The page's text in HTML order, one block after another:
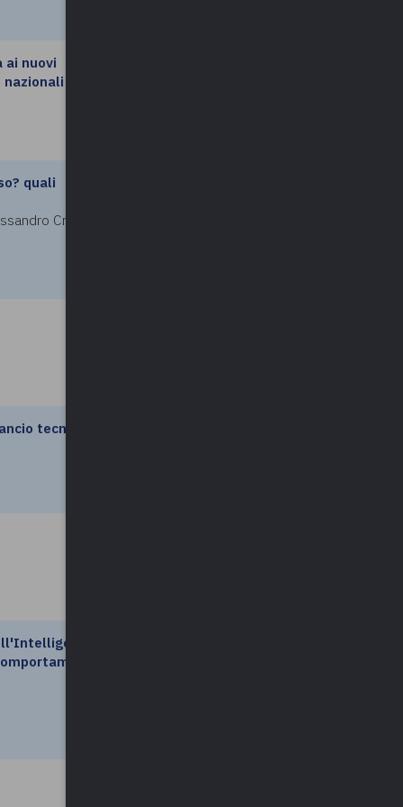
ai nuovi
nazionali
quali
Crippa,
tecnico